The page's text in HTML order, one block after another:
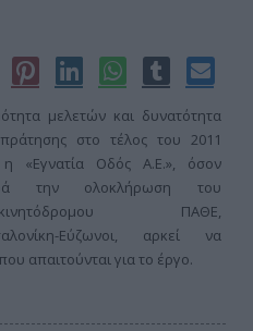
μελετών και δυνατότητα
στο τέλος του 2011
η «Εγνατία Οδός Α.Ε.», όσον
την ολοκλήρωση του
ΠΑΘΕ,
Εύζωνοι, αρκεί να
απαιτούνται για το έργο.